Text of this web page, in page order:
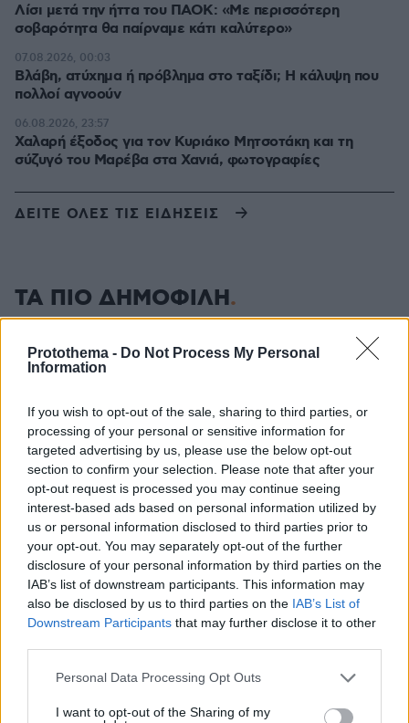
Protothema - Do Not Process My Personal
Information
If you wish to opt-out of the sale, sharing to third parties, or
processing of your personal or sensitive information for
targeted advertising by us, please use the below opt-out
section to confirm your selection. Please note that after your
opt-out request is processed you may continue seeing
interest-based ads based on personal information utilized by
us or personal information disclosed to third parties prior to
your opt-out. You may separately opt-out of the further
disclosure of your personal information by third parties on the
IAB’s list of downstream participants. This information may
also be disclosed by us to third parties on the IAB’s List of
Downstream Participants that may further disclose it to other
Please note that this website/app uses one or more Google
not limited to your visit or usage behaviour. You may click to
Personal Data Processing Opt Outs
I want to opt-out of the Sharing of my
Λίσι μετά την ήττα του ΠΑΟΚ: «Με περισσότερη
σοβαρότητα θα παίρναμε κάτι καλύτερο»
Βλάβη, ατύχημα ή πρόβλημα στο ταξίδι; Η κάλυψη που
πολλοί αγνοούν
07.08.2026, 00:03
Χαλαρή έξοδος για τον Κυριάκο Μητσοτάκη και τη
σύζυγό του Μαρέβα στα Χανιά, φωτογραφίες
06.08.2026, 23:57
ΔΕΙΤΕ ΟΛΕΣ ΤΙΣ ΕΙΔΗΣΕΙΣ
ΤΑ ΠΙΟ ΔΗΜΟΦΙΛΗ